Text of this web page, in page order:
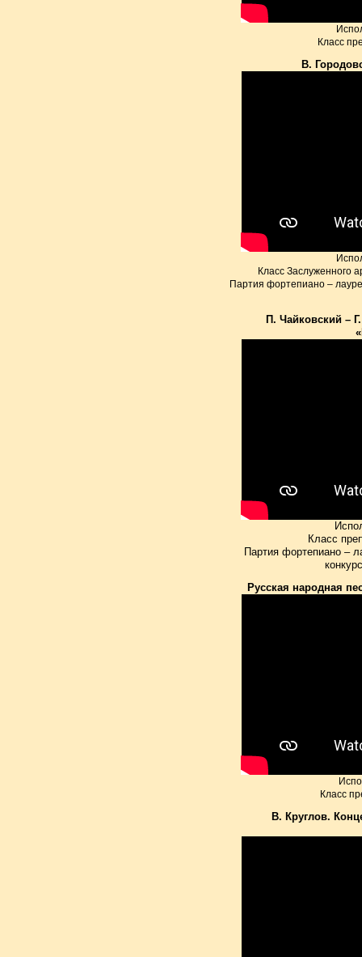
Класс
В.
Класс Заслуженного
Партия фортепиано –
П. Чайковский –
Класс
Партия фортепиано –
Русская народная
Класс
В. Круглов.